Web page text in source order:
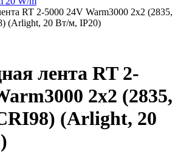
RT 2-5000 24V Warm3000 2x2 (2835,
(Arlight, 20 Вт/м, IP20)
лента RT 2-
2x2 (2835,
(Arlight, 20